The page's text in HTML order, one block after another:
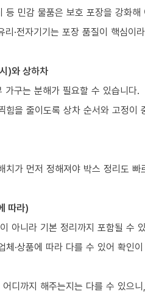
등 민감 물품은 보호 포장을 강화
리·전자기기는 포장 품질이 핵심이
)와 상하차
가구는 분해가 필요할 수 있습니다.
힘을 줄이도록 상차 순서와 고정이
치가 먼저 정해져야 박스 정리도
따라)
아니라 기본 정리까지 포함될 수
체·상품에 따라 다를 수 있어 확인
디까지 해주는지는 다를 수 있으